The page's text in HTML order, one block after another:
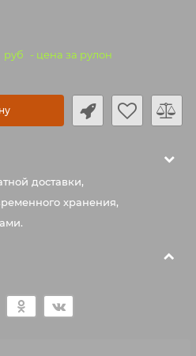
руб
- цена за рулон
доставки,
хранения,